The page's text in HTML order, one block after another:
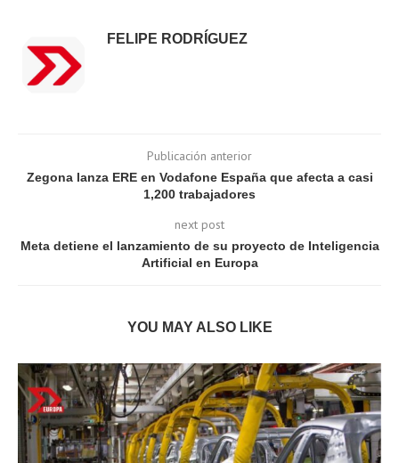
FELIPE RODRÍGUEZ
Publicación anterior
Zegona lanza ERE en Vodafone España que afecta a casi
1,200 trabajadores
next post
Meta detiene el lanzamiento de su proyecto de Inteligencia
Artificial en Europa
YOU MAY ALSO LIKE